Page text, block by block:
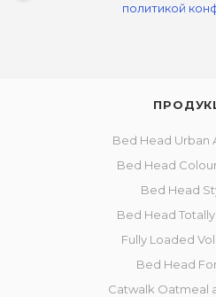
политикой
Bed Head Urban
Bed Head
Bed Head
Bed Head
Fully Loaded
Bed Head
Catwalk Oatmeal